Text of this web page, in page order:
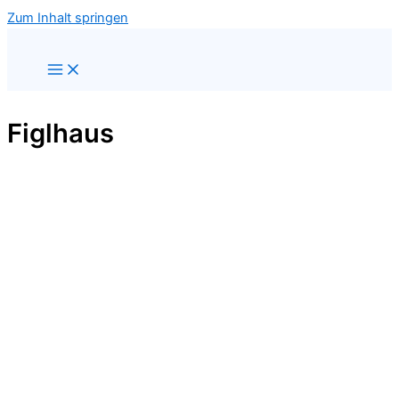
Zum Inhalt springen
Figlhaus